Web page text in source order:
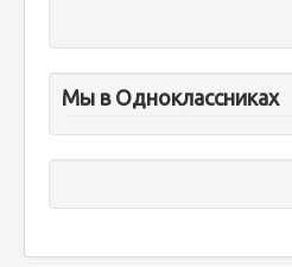
Мы в Одноклассниках